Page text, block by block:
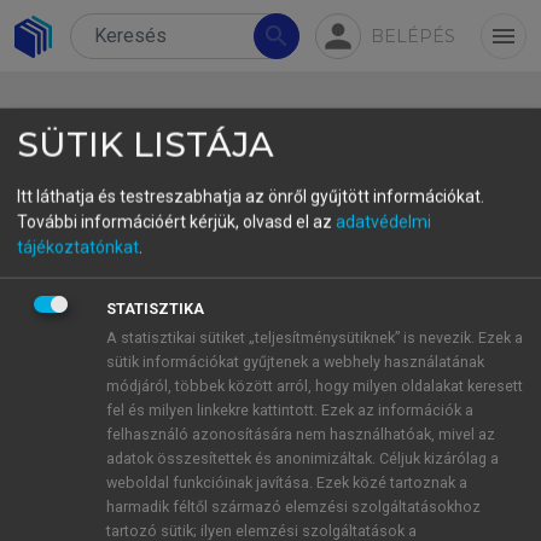
search person BELÉPÉS menu
Irodalom
Alberti, Gábor – Farkas, Judit 2018. Modification.
In: Alberti–Laczkó (2018, 775–931).
Alberti, Gábor – Laczkó, Tibor 2018. Syntax of
Hungarian: Nouns and Noun Phrases.
Amsterdam: Amsterdam University Press.
Dékány Éva 2014. A nem véges alárendelés (az
igenevek) története. In: É. Kiss (2014, 177–238).
Dékány, Éva – Csirmaz, Anikó 2018. Numerals
SÜTIK LISTÁJA
Itt láthatja és testreszabhatja az önről gyűjtött információkat.
További információért kérjük, olvasd el az adatvédelmi
tájékoztatónkat.
STATISZTIKA
A statisztikai sütiket „teljesítménysütiknek” is nevezik. Ezek a
sütik információkat gyűjtenek a webhely használatának
módjáról, többek között arról, hogy milyen oldalakat keresett
fel és milyen linkekre kattintott. Ezek az információk a
felhasználó azonosítására nem használhatóak, mivel az
adatok összesítettek és anonimizáltak. Céljuk kizárólag a
weboldal funkcióinak javítása. Ezek közé tartoznak a
harmadik féltől származó elemzési szolgáltatásokhoz
tartozó sütik; ilyen elemzési szolgáltatások a